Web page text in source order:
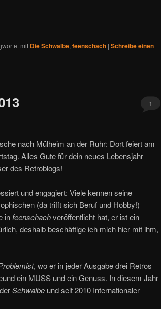
mit Die Schwalbe, feenschach | Schreibe einen
1
nach Mülheim an der Ruhr: Dort feiert am
Alles Gute für dein neues Lebensjahr
des Retroblogs!
und engagiert: Viele kennen seine
(da trifft sich Beruf und Hobby!)
in feenschachveröffentlicht hat, er ist ein
deshalb beschäftige ich mich hier mit ihm,
, wo er in jeder Ausgabe drei Retros
ein MUSS und ein Genuss. In diesem Jahr
Schwalbe und seit 2010 Internationaler